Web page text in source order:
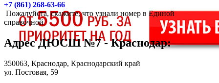
+7 (861) 268-63-66
Пожалуйста, скажите, что узнали номер в Единой
справочной
АдресДЮСШ №7 - Краснодар:
350063, Краснодар, Краснодарский край
ул. Постовая, 59